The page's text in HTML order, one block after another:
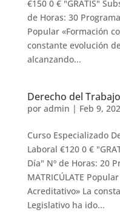
€150 0 € "GRATIS"
de Horas: 30
Popular «Formación
constante evolución
alcanzando...
Derecho del
por admin | Feb 9,
Curso Especializado
Laboral €120 0 €
Día" Nº de Horas: 20
MATRICÚLATE
Acreditativo» La
Legislativo ha ido...